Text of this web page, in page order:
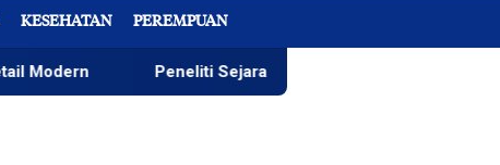
KESEHATAN PEREMPUAN
Peneliti Sejarah: Penataan Taman GOR Wajar, yang